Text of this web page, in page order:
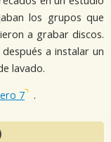
los grupos que
a grabar discos.
a instalar un
lavado.
7 .